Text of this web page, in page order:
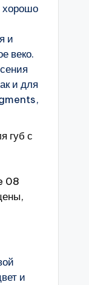
хорошо
и
веко.
и для
губ с
08
и